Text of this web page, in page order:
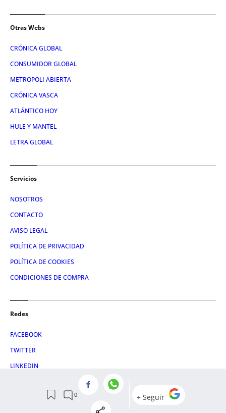
Otras Webs
CRÓNICA GLOBAL
CONSUMIDOR GLOBAL
METROPOLI ABIERTA
CRÓNICA VASCA
ATLÁNTICO HOY
HULE Y MANTEL
LETRA GLOBAL
Servicios
NOSOTROS
CONTACTO
AVISO LEGAL
POLÍTICA DE PRIVACIDAD
POLÍTICA DE COOKIES
CONDICIONES DE COMPRA
Redes
FACEBOOK
TWITTER
LINKEDIN